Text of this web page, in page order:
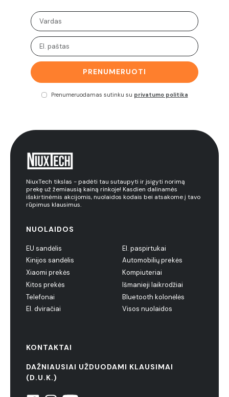
PRENUMERUOTI
Prenumeruodamas sutinku su privatumo politika
NiuxTech tikslas - padėti tau sutaupyti ir įsigyti norimą
prekę už žemiausią kainą rinkoje! Kasdien dalinamės
išskirtinėmis akcijomis, nuolaidos kodais bei atsakome į tavo
rūpimus klausimus.
NUOLAIDOS
EU sandėlis
Kinijos sandėlis
Xiaomi prekės
Kitos prekės
Telefonai
El. dviračiai
El. paspirtukai
Automobilių prekės
Kompiuteriai
Išmanieji laikrodžiai
Bluetooth kolonėlės
Visos nuolaidos
KONTAKTAI
DAŽNIAUSIAI UŽDUODAMI KLAUSIMAI
(D.U.K.)